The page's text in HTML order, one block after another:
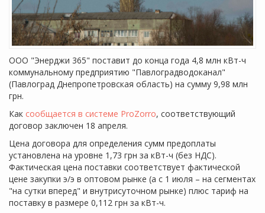
ООО "Энерджи 365" поставит до конца года 4,8 млн кВт-ч
коммунальному предприятию "Павлоградводоканал"
(Павлоград Днепропетровская область) на сумму 9,98 млн
грн.
Как сообщается в системе ProZorro, соответствующий
договор заключен 18 апреля.
Цена договора для определения сумм предоплаты
установлена на уровне 1,73 грн за кВт-ч (без НДС).
Фактическая цена поставки соответствует фактической
цене закупки э/э в оптовом рынке (а с 1 июля – на сегментах
"на сутки вперед" и внутрисуточном рынке) плюс тариф на
поставку в размере 0,112 грн за кВт-ч.